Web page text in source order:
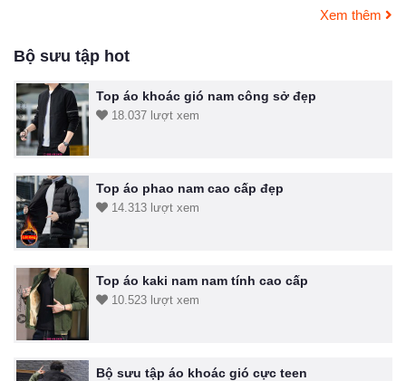
Xem thêm
Bộ sưu tập hot
Top áo khoác gió nam công sở đẹp
18.037 lượt xem
Top áo phao nam cao cấp đẹp
14.313 lượt xem
Top áo kaki nam nam tính cao cấp
10.523 lượt xem
Bộ sưu tập áo khoác gió cực teen